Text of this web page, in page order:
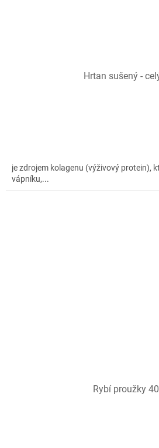
Hrtan sušený -
je zdrojem kolagenu (výživový protein),
vápníku,...
Rybí proužky